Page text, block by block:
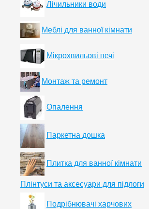
Лічильники води
Меблі для ванної кімнати
Мікрохвильові печі
Монтаж та ремонт
Опалення
Паркетна дошка
Плитка для ванної кімнати
Плінтуси та аксесуари для підлоги
Подрібнювачі харчових